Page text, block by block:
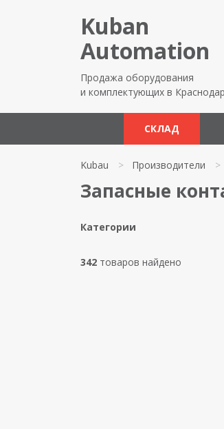
Kuban
Automation
Продажа оборудования
и комплектующих в
СКЛАД
Kubau > Производители >
Запасные
Категории
342 товаров найдено